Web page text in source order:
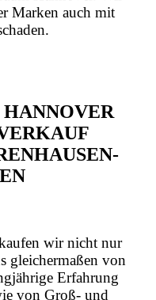
Marken auch mit
wir nicht nur
gleichermaßen von
Erfahrung
von Groß- und